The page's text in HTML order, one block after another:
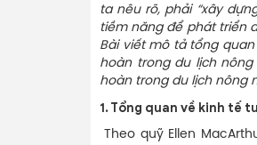
ta nêu rõ, phải “xây
tiềm năng để phát triển
Bài viết mô tả tổng
hoàn trong du lịch
hoàn trong du lịch nông
1. Tổng quan về kinh tế
Theo quỹ Ellen